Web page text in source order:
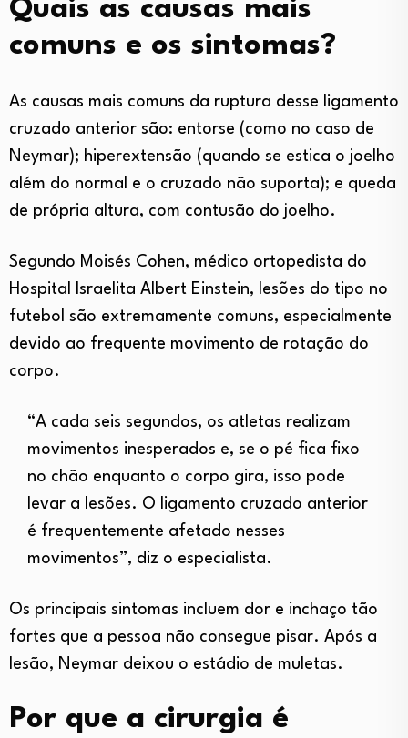
Quais as causas mais
comuns e os sintomas?
As causas mais comuns da ruptura desse ligamento
cruzado anterior são: entorse (como no caso de
Neymar); hiperextensão (quando se estica o joelho
além do normal e o cruzado não suporta); e queda
de própria altura, com contusão do joelho.
Segundo Moisés Cohen, médico ortopedista do
Hospital Israelita Albert Einstein, lesões do tipo no
futebol são extremamente comuns, especialmente
devido ao frequente movimento de rotação do
corpo.
“A cada seis segundos, os atletas realizam
movimentos inesperados e, se o pé fica fixo
no chão enquanto o corpo gira, isso pode
levar a lesões. O ligamento cruzado anterior
é frequentemente afetado nesses
movimentos”, diz o especialista.
Os principais sintomas incluem dor e inchaço tão
fortes que a pessoa não consegue pisar. Após a
lesão, Neymar deixou o estádio de muletas.
Por que a cirurgia é